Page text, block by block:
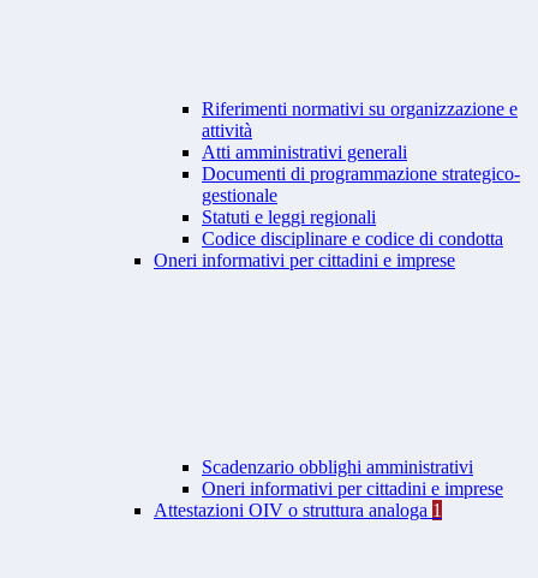
Riferimenti normativi su organizzazione e
attività
Atti amministrativi generali
Documenti di programmazione strategico-
gestionale
Statuti e leggi regionali
Codice disciplinare e codice di condotta
Oneri informativi per cittadini e imprese
Scadenzario obblighi amministrativi
Oneri informativi per cittadini e imprese
Attestazioni OIV o struttura analoga 1